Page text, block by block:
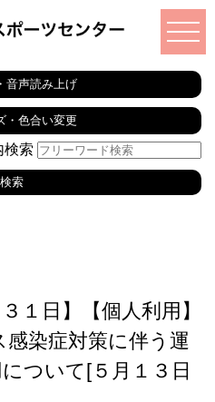
音声読み上げ
・色合い変更
検索
１日】【個人利用】
染症対策に伴う運
ついて[５月１３日